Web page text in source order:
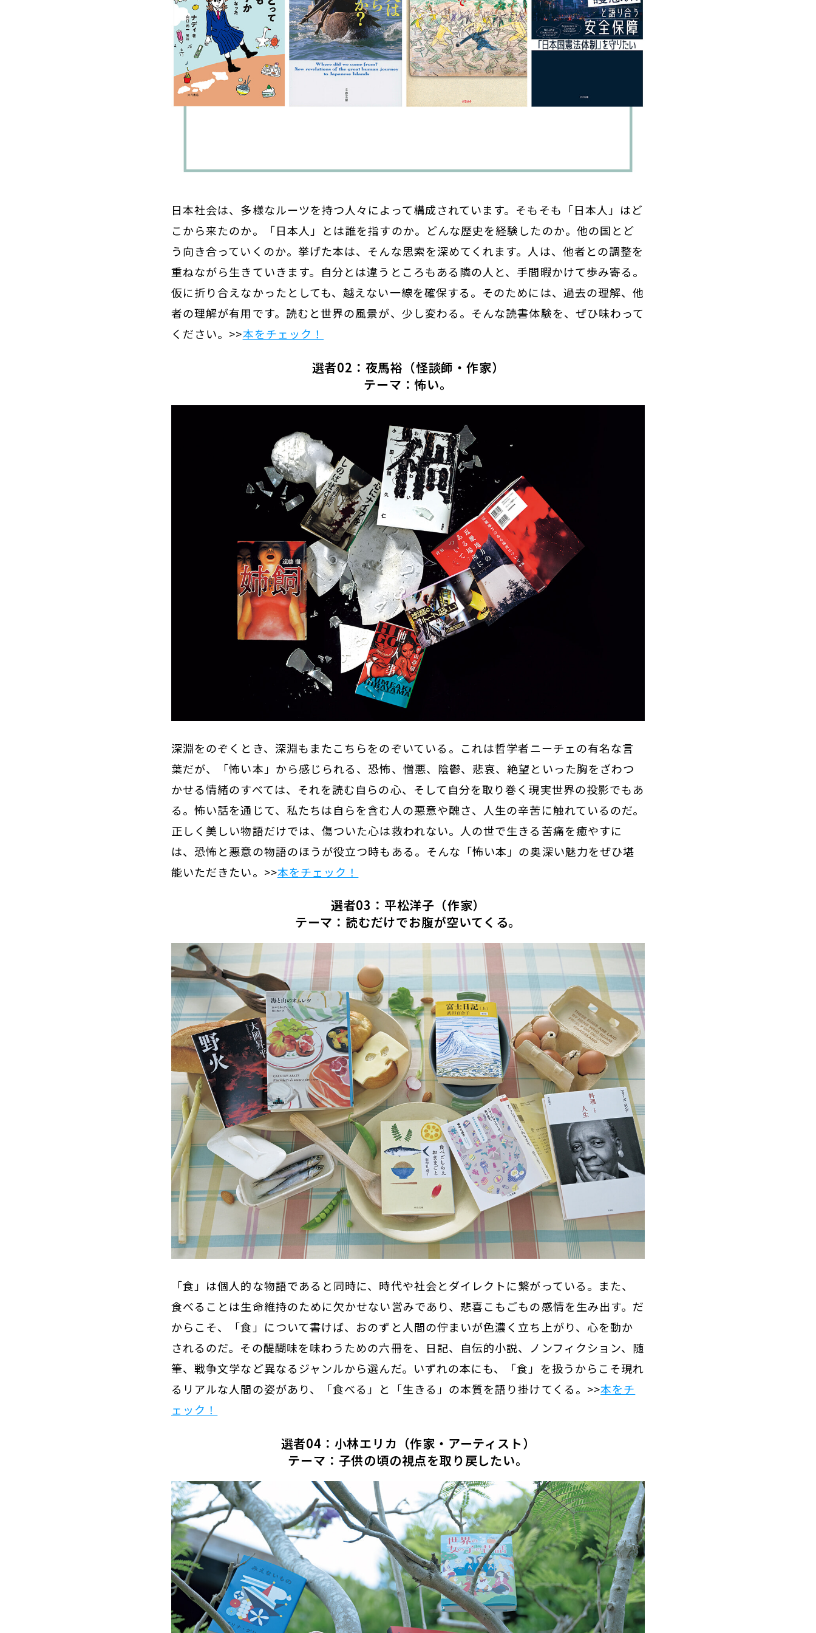
日本社会は、多様なルーツを持つ人々によって構成されています。そもそも「日本人」はど
こから来たのか。「日本人」とは誰を指すのか。どんな歴史を経験したのか。他の国とど
う向き合っていくのか。挙げた本は、そんな思索を深めてくれます。人は、他者との調整を
重ねながら生きていきます。自分とは違うところもある隣の人と、手間暇かけて歩み寄る。
仮に折り合えなかったとしても、越えない一線を確保する。そのためには、過去の理解、他
者の理解が有用です。読むと世界の風景が、少し変わる。そんな読書体験を、ぜひ味わって
ください。>>本をチェック！
選者02：夜馬裕（怪談師・作家）
テーマ：怖い。
深淵をのぞくとき、深淵もまたこちらをのぞいている――。これは哲学者ニーチェの有名な言
葉だが、「怖い本」から感じられる、恐怖、憎悪、陰鬱、悲哀、絶望といった胸をざわつ
かせる情緒のすべては、それを読む自らの心、そして自分を取り巻く現実世界の投影でもあ
る。怖い話を通じて、私たちは自らを含む人の悪意や醜さ、人生の辛苦に触れているのだ。
正しく美しい物語だけでは、傷ついた心は救われない。人の世で生きる苦痛を癒やすに
は、恐怖と悪意の物語のほうが役立つ時もある。そんな「怖い本」の奥深い魅力をぜひ堪
能いただきたい。>>本をチェック！
選者03：平松洋子（作家）
テーマ：読むだけでお腹が空いてくる。
「食」は個人的な物語であると同時に、時代や社会とダイレクトに繋がっている。また、
食べることは生命維持のために欠かせない営みであり、悲喜こもごもの感情を生み出す。だ
からこそ、「食」について書けば、おのずと人間の佇まいが色濃く立ち上がり、心を動か
されるのだ。その醍醐味を味わうための六冊を、日記、自伝的小説、ノンフィクション、随
筆、戦争文学など異なるジャンルから選んだ。いずれの本にも、「食」を扱うからこそ現れ
るリアルな人間の姿があり、「食べる」と「生きる」の本質を語り掛けてくる。>>本をチ
ェック！
選者04：小林エリカ（作家・アーティスト）
テーマ：子供の頃の視点を取り戻したい。